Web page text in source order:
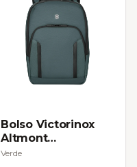
Bolso Victorinox
Altmont
Professional City
Verde